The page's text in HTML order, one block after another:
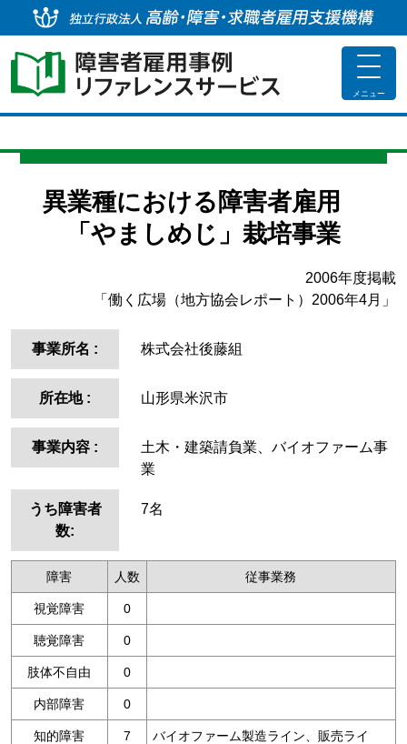
toggle
メニュー
異業種における障害者雇用
「やましめじ」栽培事業
2006年度掲載
「働く広場（地方協会レポート）2006年4月」
事業所名 : 株式会社後藤組
所在地: 山形県米沢市
事業内容 :
土木・建築請負業、バイオファーム事
業
うち障害者
数:
7名
障害 人数 従事業務
視覚障害 0
聴覚障害 0
肢体不自由 0
内部障害 0
知的障害 7
バイオファーム製造ライン、販売ライ